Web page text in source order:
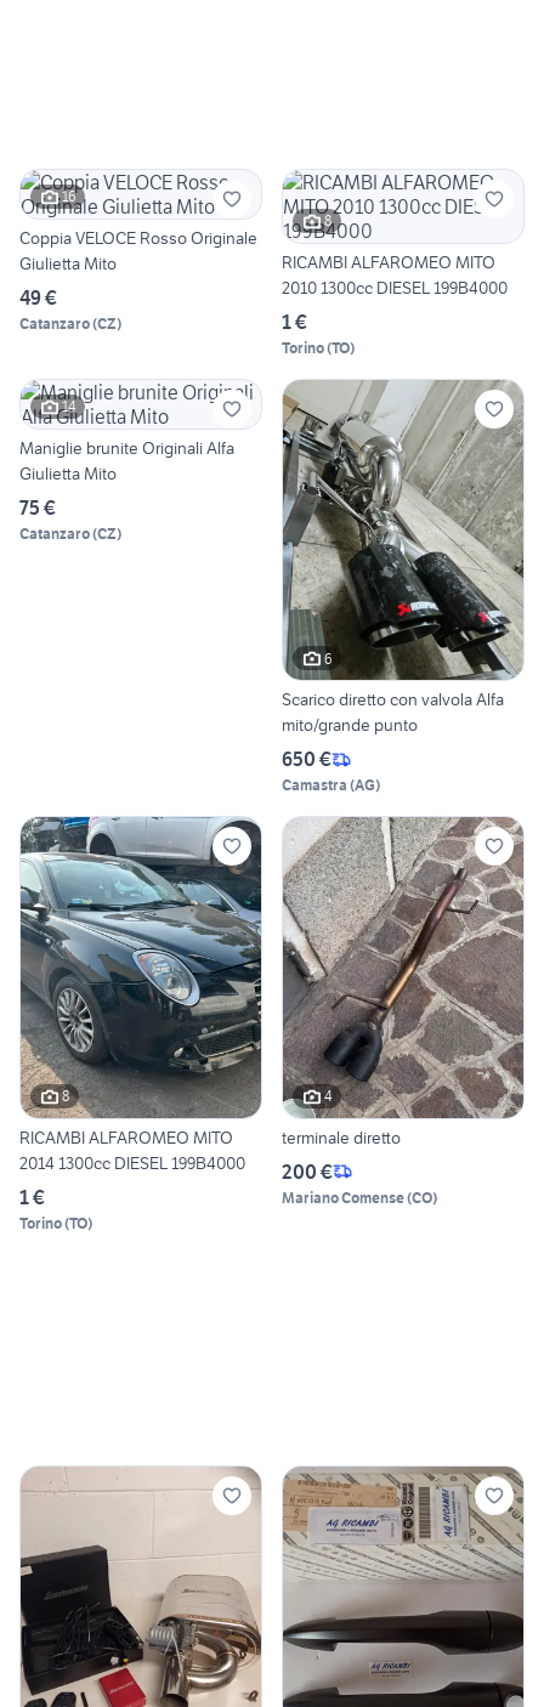
16
Coppia VELOCE Rosso Originale
Giulietta Mito
49 €
Catanzaro(CZ)
8
RICAMBI ALFAROMEO MITO
2010 1300cc DIESEL 199B4000
1 €
Torino(TO)
14
Maniglie brunite Originali Alfa
Giulietta Mito
75 €
Catanzaro(CZ)
6
Scarico diretto con valvola Alfa
mito/grande punto
650 €
Camastra (AG)
8
RICAMBI ALFAROMEO MITO
2014 1300cc DIESEL 199B4000
1 €
Torino(TO)
4
terminale diretto
200 €
Mariano Comense(CO)